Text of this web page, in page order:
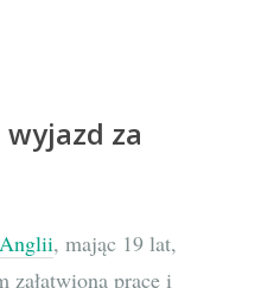
wyjazd za
Anglii, mając 19 lat,
załatwioną pracę i